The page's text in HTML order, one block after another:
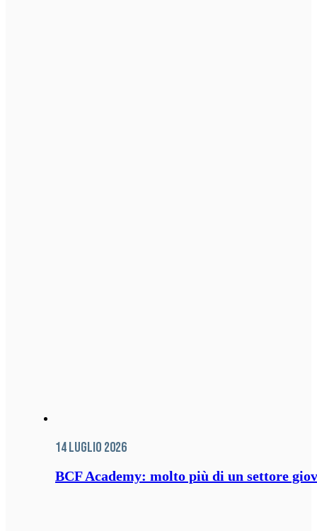
14 Luglio 2026
BCF Academy: molto più di un settore